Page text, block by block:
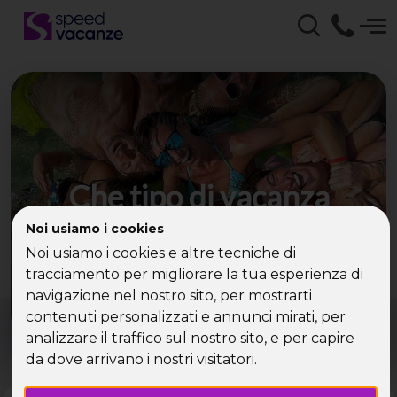
Noi usiamo i cookies
Noi usiamo i cookies e altre tecniche di
tracciamento per migliorare la tua esperienza di
navigazione nel nostro sito, per mostrarti
contenuti personalizzati e annunci mirati, per
analizzare il traffico sul nostro sito, e per capire
da dove arrivano i nostri visitatori.
Che tipo di vacanza
cerchi?
Scegli la tua destinazione tra le diverse proposte
di Speed Vacanze®
Dove? Quando?
Tutto l'anno